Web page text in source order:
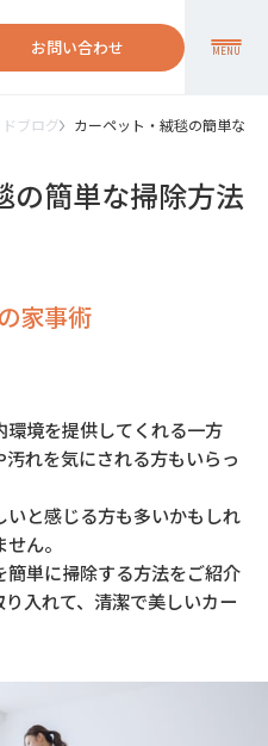
お問い合わせ MENU
ブログ カーペット・絨毯の簡単な掃
の簡単な掃除方法
家事術
境を提供してくれる一方
れを気にされる方もいらっ
と感じる方も多いかもしれ
ん。
単に掃除する方法をご紹介
入れて、清潔で美しいカー